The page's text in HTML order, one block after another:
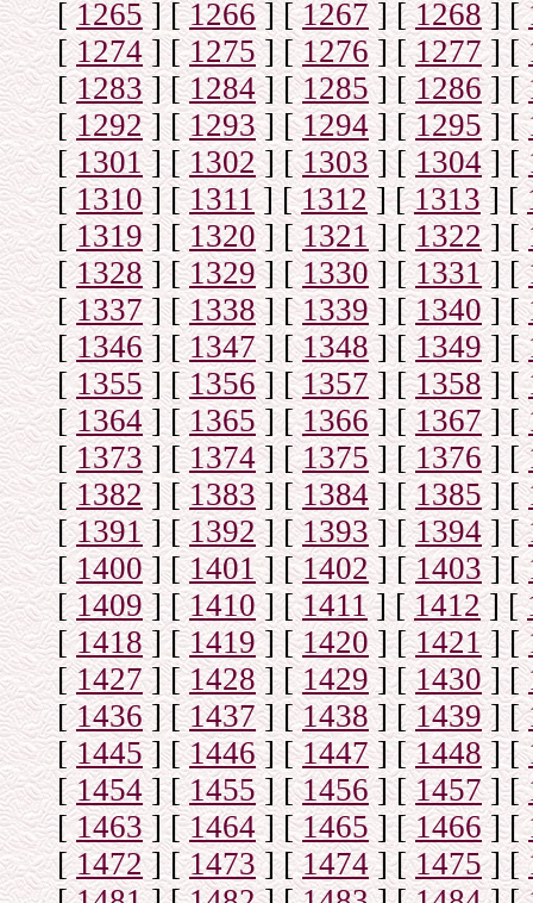
[1265] [1266] [1267] [1268] [
[1274] [1275] [1276] [1277] [
[1283] [1284] [1285] [1286] [
[1292] [1293] [1294] [1295] [
[1301] [1302] [1303] [1304] [
[1310] [1311] [1312] [1313] [
[1319] [1320] [1321] [1322] [
[1328] [1329] [1330] [1331] [
[1337] [1338] [1339] [1340] [
[1346] [1347] [1348] [1349] [
[ 1355] [1356] [1357] [1358] [
[1364] [1365] [1366] [1367] [
[1373] [1374] [1375 ] [1376] [
[1382] [1383] [1384] [1385] [
[1391] [1392] [1393] [1394] [
[1400] [1401] [1402] [1403] [
[1409] [1410] [1411] [1412] [
[1418] [1419] [1420 ] [1421] [
[1427] [1428] [1429] [1430] [
[1436] [1437] [1438] [1439] [
[1445] [1446] [1447] [1448] [
[1454] [1455] [1456] [1457] [
[1463] [1464] [1465] [1466] [
[1472] [1473] [1474] [1475] [